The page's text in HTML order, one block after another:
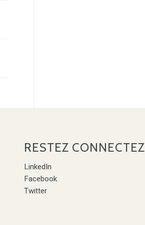
RESTEZ CONNECTEZ
LinkedIn
Facebook
Twitter